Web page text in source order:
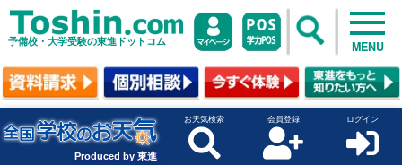
予備校・大学受験の東進ドットコム MENU
Produced by 東進
お天気検索 会員登録 ログイン